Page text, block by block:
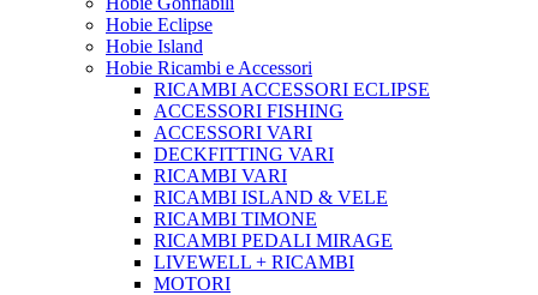
Hobie Eclipse
Hobie Island
Hobie Ricambi e Accessori
RICAMBI ACCESSORI ECLIPSE
ACCESSORI FISHING
ACCESSORI VARI
DECKFITTING VARI
RICAMBI VARI
RICAMBI ISLAND & VELE
RICAMBI TIMONE
RICAMBI PEDALI MIRAGE
LIVEWELL + RICAMBI
MOTORI